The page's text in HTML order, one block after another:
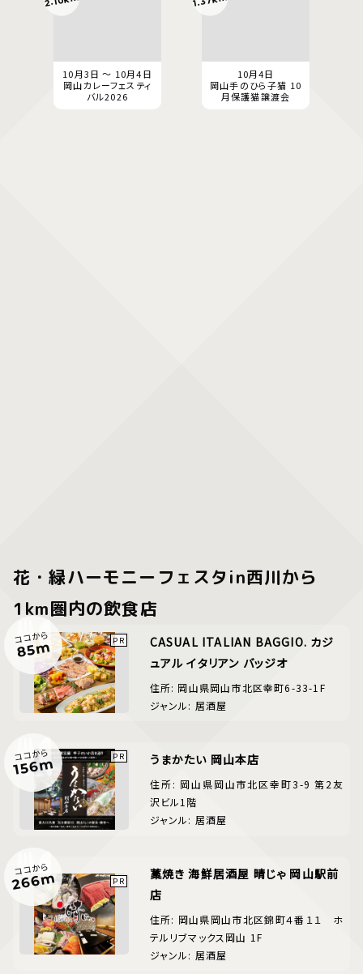
10月3日 ～ 10月4日
岡山カレーフェスティ
バル2026
10月4日
岡山手のひら子猫 10
月保護猫譲渡会
花・緑ハーモニーフェスタin西川から
1km圏内の飲食店
ココから
85m
CASUAL ITALIAN BAGGIO. カジ
ュアル イタリアン バッジオ
住所: 岡山県岡山市北区幸町6-33-1F
ジャンル: 居酒屋
ココから
156m うまかたい 岡山本店
住所: 岡山県岡山市北区幸町3-9 第2友
沢ビル1階
ジャンル: 居酒屋
ココから
266m
藁焼き 海鮮居酒屋 晴じゃ 岡山駅前
店
住所: 岡山県岡山市北区錦町４番１１ ホ
テルリブマックス岡山 1F
ジャンル: 居酒屋